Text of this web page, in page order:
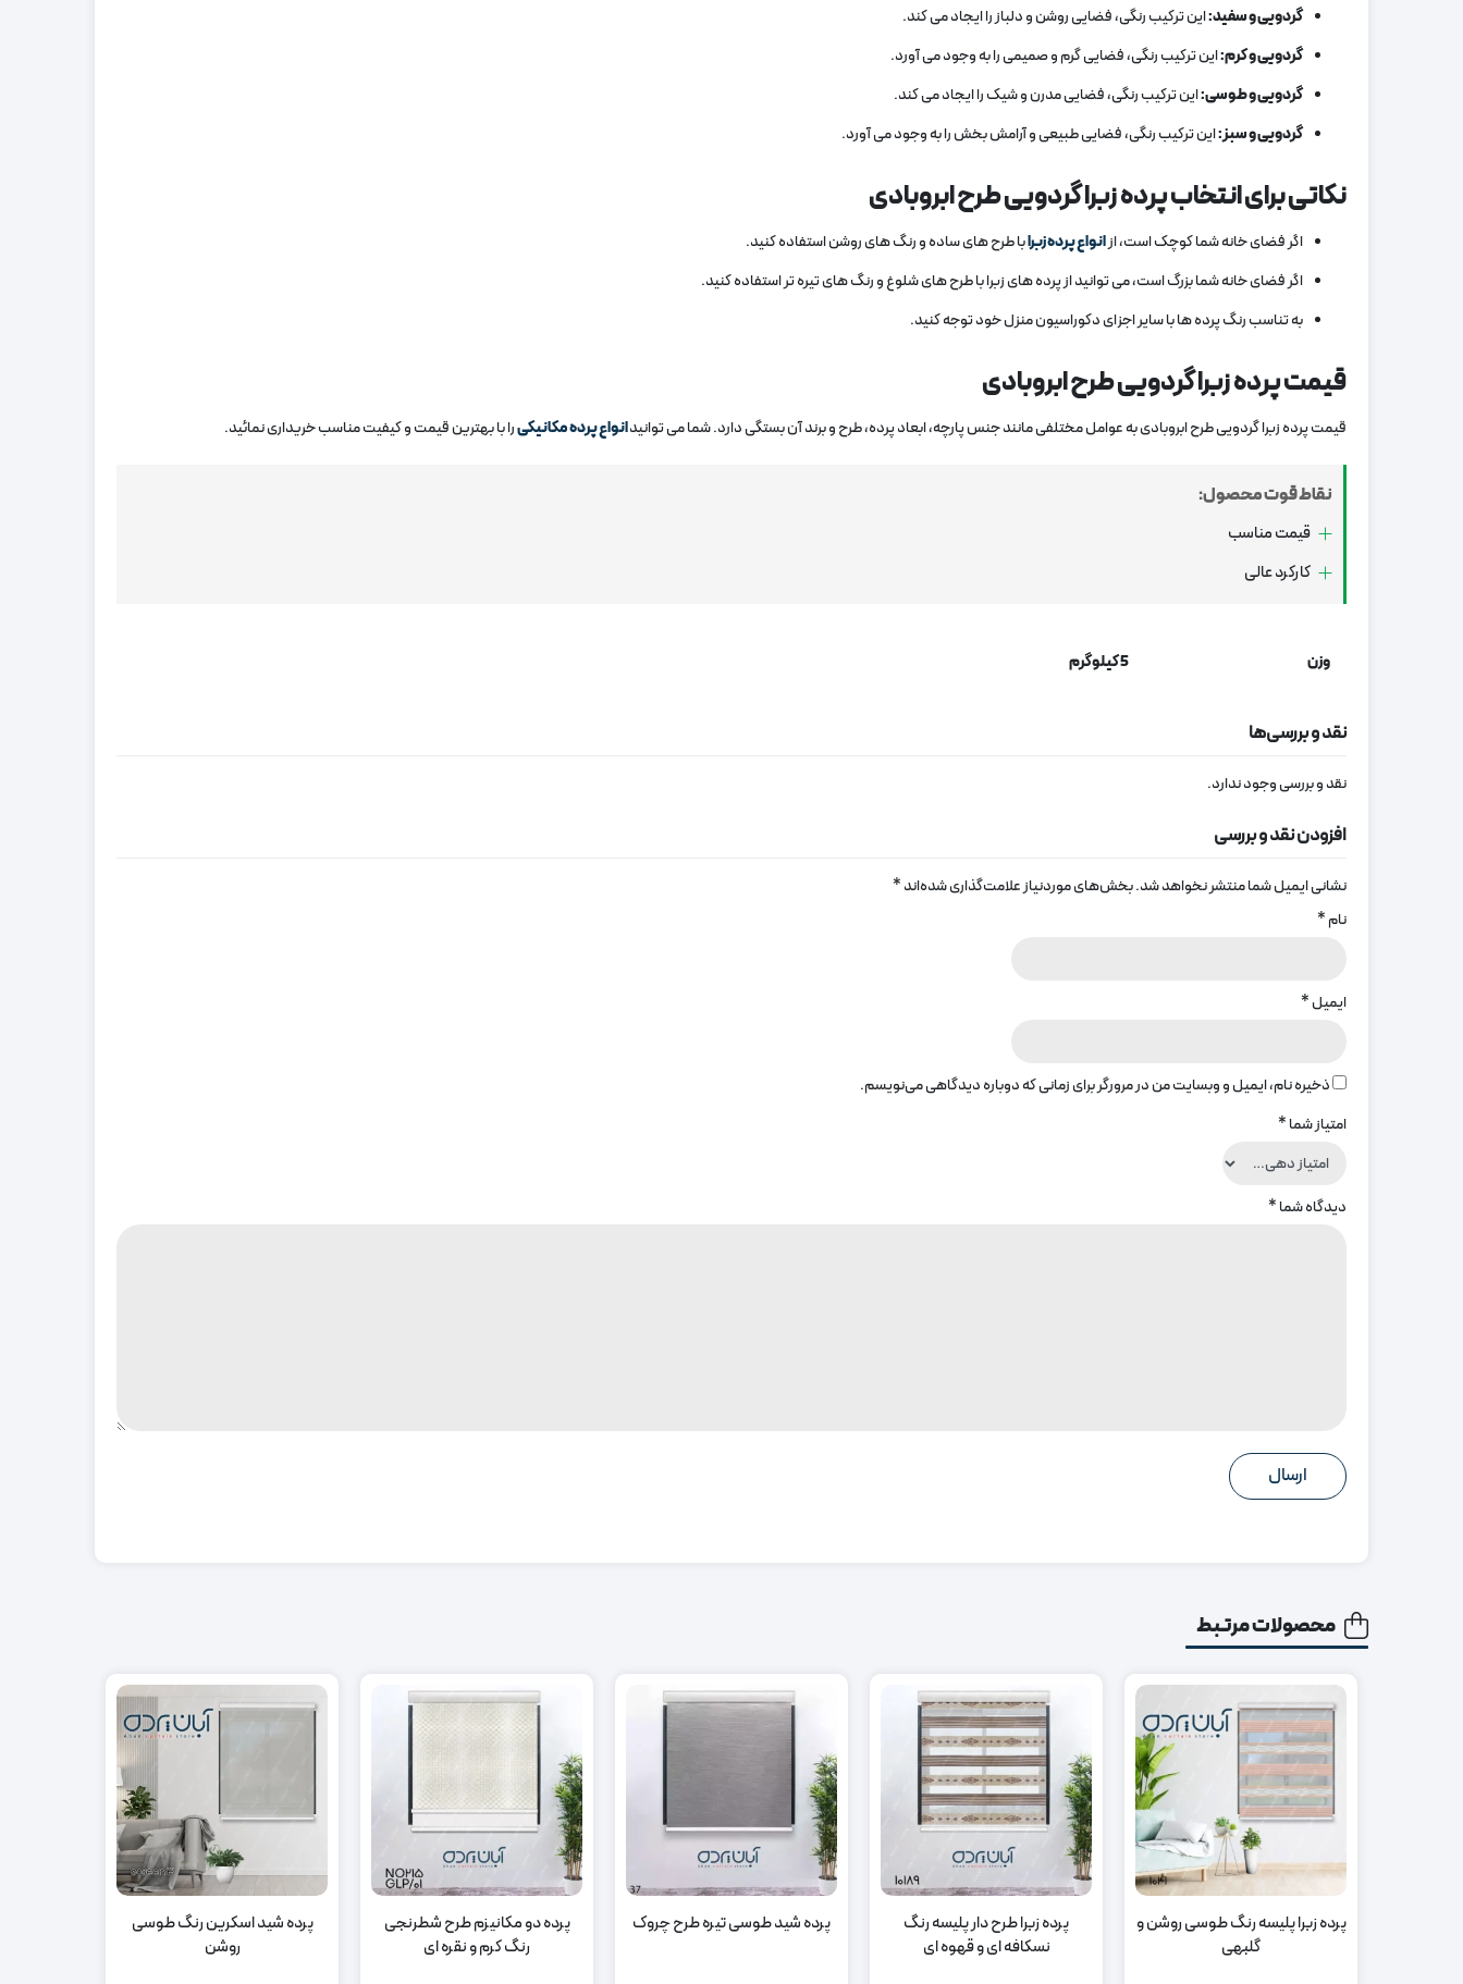
گردویی و سفید:این ترکیب رنگی، فضایی روشن و دلباز را ایجاد می‌ کند.
گردویی و کرم:این ترکیب رنگی، فضایی گرم و صمیمی را به وجود می‌ آورد.
گردویی و طوسی:این ترکیب رنگی، فضایی مدرن و شیک را ایجاد می‌ کند.
گردویی و سبز:این ترکیب رنگی، فضایی طبیعی و آرامش‌ بخش را به وجود می‌ آورد.
نکاتی برای انتخاب پرده زبرا گردویی طرح ابروبادی
اگر فضای خانه شما کوچک است، ازانواع پرده‌ زبرابا طرح‌ های ساده و رنگ‌ های روشن استفاده کنید.
اگر فضای خانه شما بزرگ است، می‌ توانید از پرده‌ های زبرا با طرح‌ های شلوغ و رنگ‌ های تیره‌ تر استفاده کنید.
به تناسب رنگ پرده‌ ها با سایر اجزای دکوراسیون منزل خود توجه کنید.
قیمت پرده زبرا گردویی طرح ابروبادی
قیمت پرده زبرا گردویی طرح ابروبادی به عوامل مختلفی مانند جنس پارچه، ابعاد پرده، طرح و برند آن بستگی دارد. شما می توانیدانواع پرده مکانیکیرا با بهترین قیمت و کیفیت مناسب خریداری نمائید.
نقاط قوت محصول:
قیمت مناسب
کارکرد عالی
وزن 5 کیلوگرم
نقد و بررسی‌ها
نقد و بررسی وجود ندارد.
افزودن نقد و بررسی
نشانی ایمیل شما منتشر نخواهد شد.بخش‌های موردنیاز علامت‌گذاری شده‌اند*
نام*
ایمیل*
ذخیره نام، ایمیل و وبسایت من در مرورگر برای زمانی که دوباره دیدگاهی می‌نویسم.
امتیاز شما*
دیدگاه شما*
محصولات مرتبط
پرده زبرا پلیسه رنگ طوسی روشن و
گلبهی
پرده زبرا طرح دار پلیسه رنگ
نسکافه ای و قهوه ای
پرده شید طوسی تیره طرح چروک
پرده دو مکانیزم طرح شطرنجی
رنگ کرم و نقره ای
پرده شید اسکرین رنگ طوسی
روشن